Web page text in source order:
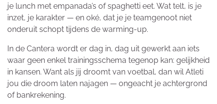
je lunch met empanada’s of spaghetti eet. Wat telt, is je
inzet, je karakter — en oké, dat je je teamgenoot niet
onderuit schopt tijdens de warming-up.
In de Cantera wordt er dag in, dag uit gewerkt aan iets
waar geen enkel trainingsschema tegenop kan: gelijkheid
in kansen. Want als jij droomt van voetbal, dan wil Atleti
jou die droom laten najagen — ongeacht je achtergrond
of bankrekening.